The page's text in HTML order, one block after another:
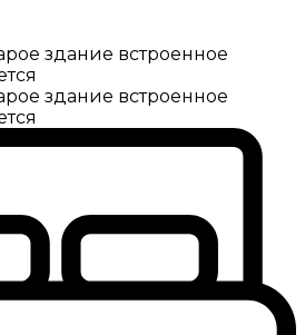
здание встроенное
здание встроенное